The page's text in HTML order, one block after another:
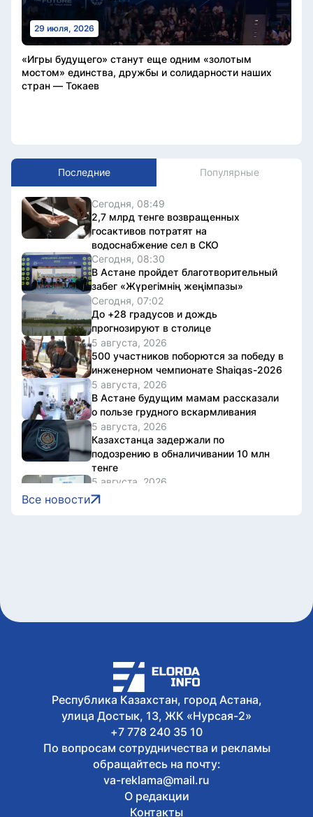
29 июля, 2026
«Игры будущего» станут еще одним «золотым
мостом» единства, дружбы и солидарности наших
стран — Токаев
Последние Популярные
Сегодня, 08:49
2,7 млрд тенге возвращенных
госактивов потратят на
водоснабжение сел в СКО
Сегодня, 08:30
В Астане пройдет благотворительный
забег «Жүрегімнің жеңімпазы»
Сегодня, 07:02
До +28 градусов и дождь
прогнозируют в столице
5 августа, 2026
500 участников поборются за победу в
инженерном чемпионате Shaiqas-2026
5 августа, 2026
В Астане будущим мамам рассказали
о пользе грудного вскармливания
5 августа, 2026
Казахстанца задержали по
подозрению в обналичивании 10 млн
тенге
5 августа, 2026
Как будут представлены регионы в
Национальный архив Казахстана
5 августа, 2026
В Казахстане завершен ключевой этап
строительства Транскаспийской
волоконно-оптической линии связи
Все новости
Республика Казахстан, город Астана,
улица Достык, 13, ЖК «Нурсая-2»
+7 778 240 35 10
По вопросам сотрудничества и рекламы
обращайтесь на почту:
va-reklama@mail.ru
О редакции
Контакты